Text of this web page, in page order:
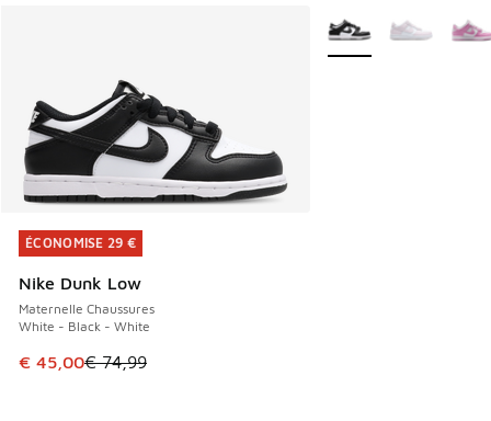
ÉCONOMISE 29 €
Nike Dunk Low
Maternelle Chaussures
White - Black - White
Cet article est en promotion. Prix en baisse de € 74,99 à
€ 45,00€ 74,99
ÉCONOMISE 29 €
Plus de couleurs